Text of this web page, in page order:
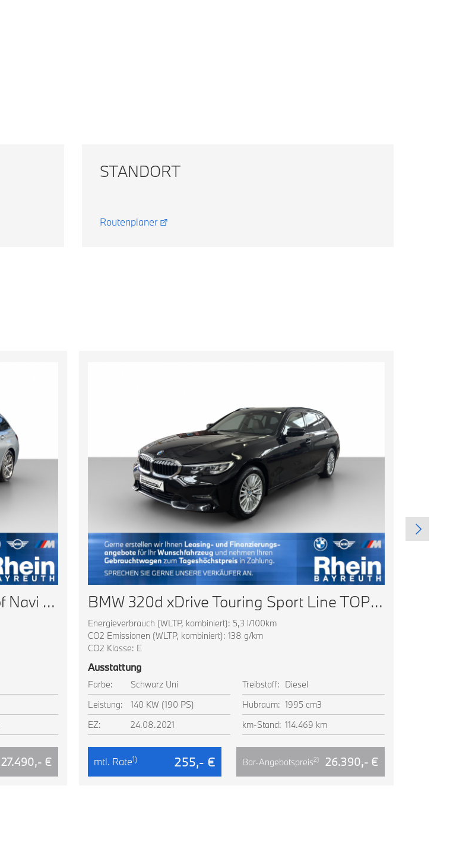
STANDORT
Routenplaner
BMW 320d Touring Live Cockpit Prof Navi LED AHK Shz
27.490,- €
BMW 320d xDrive Touring Sport Line TOP AUSSTATTUNG
Energieverbrauch (WLTP, kombiniert): 5,3 l/100km
CO2 Emissionen (WLTP, kombiniert): 138 g/km
CO2 Klasse: E
Ausstattung
Farbe: Schwarz Uni Treibstoff: Diesel
Leistung:
140 KW (190 PS) Hubraum: 1995 cm3
EZ:
24.08.2021 km-Stand: 114.469 km
mtl. Rate1) 255,- € Bar-Angebotspreis2) 26.390,- €